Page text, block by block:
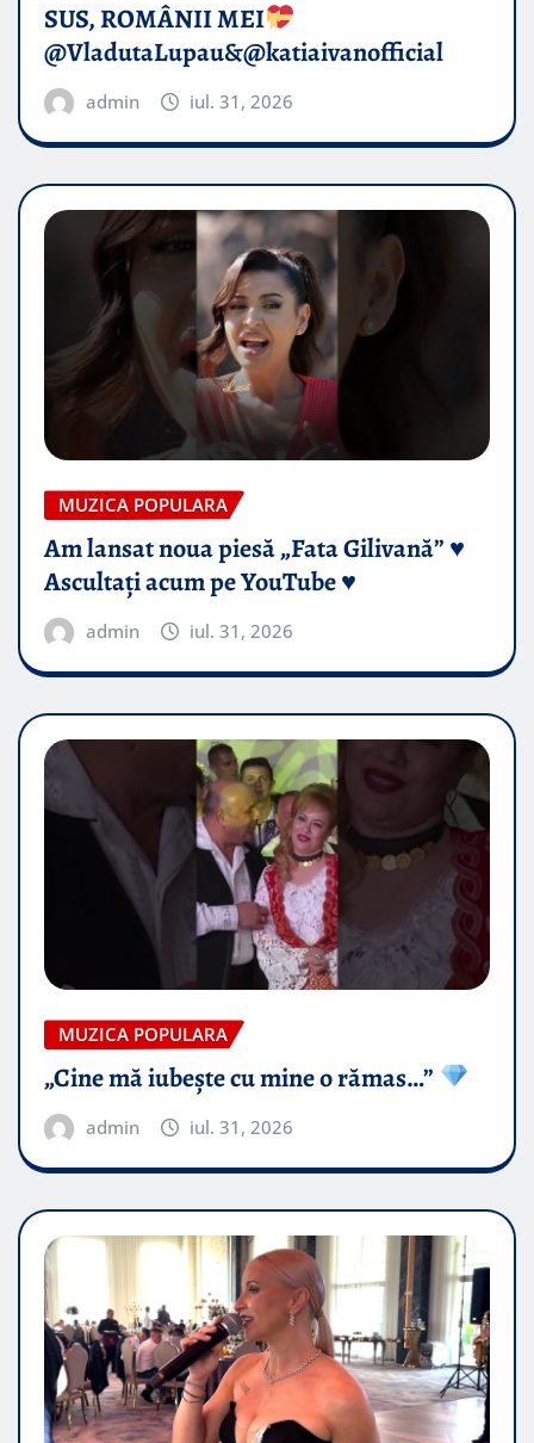
SUS, ROMÂNII MEI
@VladutaLupau&@katiaivanofficial
admin iul. 31, 2026
MUZICA POPULARA
Am lansat noua piesă „Fata Gilivană” ♥️
Ascultați acum pe YouTube ♥️
admin iul. 31, 2026
MUZICA POPULARA
„Cine mă iubește cu mine o rămas…”
admin iul. 31, 2026